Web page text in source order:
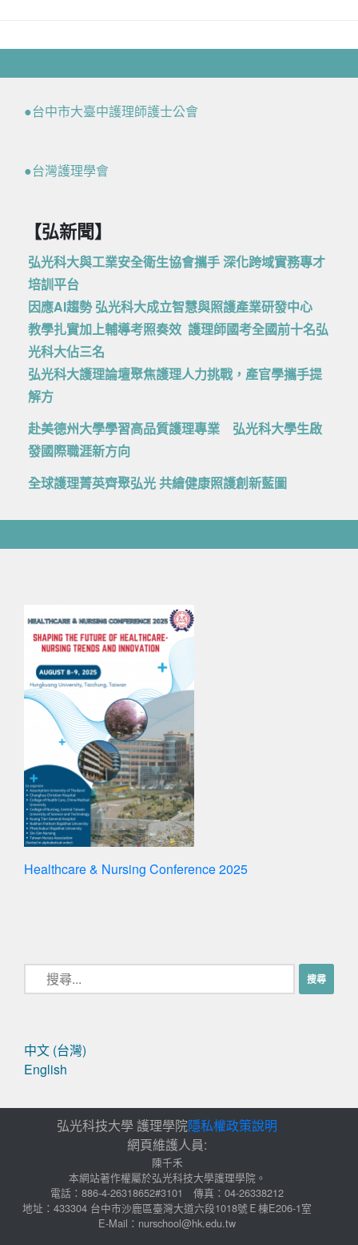
Healthcare & Nursing Conference 2025
中文 (台灣)
English
●台中市大臺中護理師護士公會
●台灣護理學會
【弘新聞】
弘光科大與工業安全衛生協會攜手 深化跨域實務專才
培訓平台
因應AI趨勢 弘光科大成立智慧與照護產業研發中心
教學扎實加上輔導考照奏效 護理師國考全國前十名弘
光科大佔三名
弘光科大護理論壇聚焦護理人力挑戰，產官學攜手提
解方
赴美德州大學學習高品質護理專業 弘光科大學生啟
發國際職涯新方向
全球護理菁英齊聚弘光 共繪健康照護創新藍圖
弘光科技大學 護理學院隱私權政策說明
網頁維護人員:
陳千禾
本網站著作權屬於弘光科技大學護理學院。
電話：886-4-26318652#3101 傳真：04-26338212
地址：433304 台中市沙鹿區臺灣大道六段1018號Ｅ棟E206-1室
E-Mail：nurschool@hk.edu.tw